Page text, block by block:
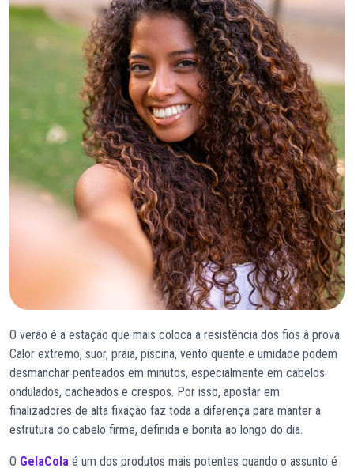
O verão é a estação que mais coloca a resistência dos fios à prova.
Calor extremo, suor, praia, piscina, vento quente e umidade podem
desmanchar penteados em minutos, especialmente em cabelos
ondulados, cacheados e crespos. Por isso, apostar em
finalizadores de alta fixação faz toda a diferença para manter a
estrutura do cabelo firme, definida e bonita ao longo do dia.
O GelaCola é um dos produtos mais potentes quando o assunto é